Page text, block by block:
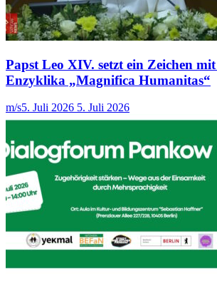
Papst Leo XIV. setzt ein Zeichen
Enzyklika „Magnifica Humanitas“
m/s5. Juli 2026 5. Juli 2026